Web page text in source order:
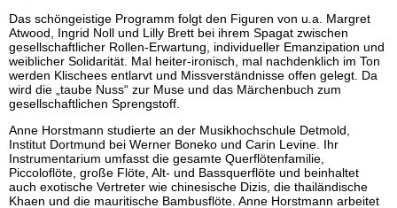
Das schöngeistige Programm folgt den Figuren von u.a. Margret
Atwood, Ingrid Noll und Lilly Brett bei ihrem Spagat zwischen
gesellschaftlicher Rollen-Erwartung, individueller Emanzipation und
weiblicher Solidarität. Mal heiter-ironisch, mal nachdenklich im Ton
werden Klischees entlarvt und Missverständnisse offen gelegt. Da
wird die „taube Nuss“ zur Muse und das Märchenbuch zum
gesellschaftlichen Sprengstoff.
Anne Horstmann studierte an der Musikhochschule Detmold,
Institut Dortmund bei Werner Boneko und Carin Levine. Ihr
Instrumentarium umfasst die gesamte Querflötenfamilie,
Piccoloflöte, große Flöte, Alt- und Bassquerflöte und beinhaltet
auch exotische Vertreter wie chinesische Dizis, die thailändische
Khaen und die mauritische Bambusflöte. Anne Horstmann arbeitet